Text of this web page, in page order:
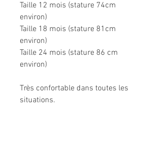
Taille 12 mois (stature 74cm
environ)
Taille 18 mois (stature 81cm
environ)
Taille 24 mois (stature 86 cm
environ)
Très confortable dans toutes les
situations.